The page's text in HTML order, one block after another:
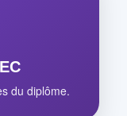
du diplôme.